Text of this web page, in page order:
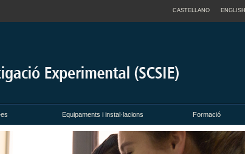
CASTELLANO ENGLISH
Equipaments i instal·lacions Formació